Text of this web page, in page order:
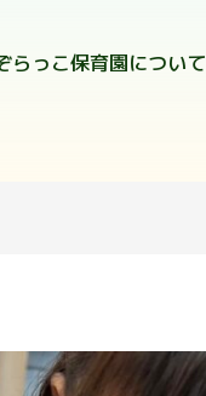
らっこ保育園について